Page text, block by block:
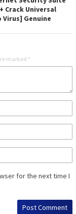
Crack Universal
Virus] Genuine
marked *
for the next time I